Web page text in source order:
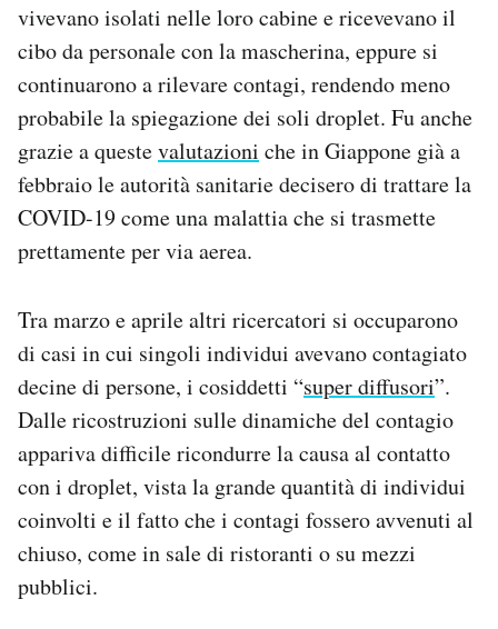
vivevano isolati nelle loro cabine e ricevevano il
cibo da personale con la mascherina, eppure si
continuarono a rilevare contagi, rendendo meno
probabile la spiegazione dei soli droplet. Fu anche
grazie a questevalutazioni che in Giappone già a
febbraio le autorità sanitarie decisero di trattare la
COVID-19 come una malattia che si trasmette
prettamente per via aerea.
Tra marzo e aprile altri ricercatori si occuparono
di casi in cui singoli individui avevano contagiato
decine di persone, i cosiddetti “super diffusori”.
Dalle ricostruzioni sulle dinamiche del contagio
appariva difficile ricondurre la causa al contatto
con i droplet, vista la grande quantità di individui
coinvolti e il fatto che i contagi fossero avvenuti al
chiuso, come in sale di ristoranti o su mezzi
pubblici.